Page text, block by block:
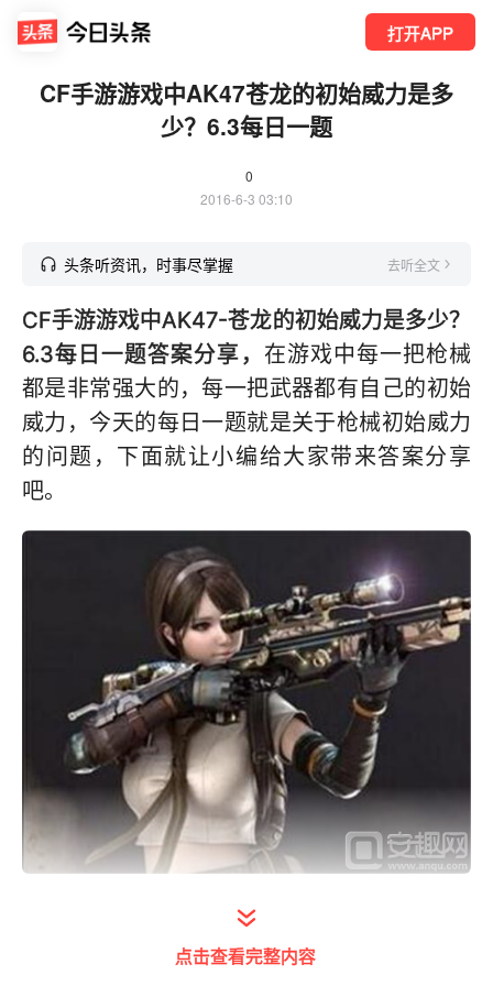
打开APP
CF手游游戏中AK47苍龙的初始威力是多
少？6.3每日一题
0
2016-6-3 03:10
头条听资讯，时事尽掌握 去听全文
CF手游游戏中AK47-苍龙的初始威力是多少？
6.3每日一题答案分享， 在游戏中每一把枪械
都是非常强大的，每一把武器都有自己的初始
威力，今天的每日一题就是关于枪械初始威力
的问题，下面就让小编给大家带来答案分享
吧。
题目：游戏中AK47-苍龙的初始威力是多少？
点击查看完整内容